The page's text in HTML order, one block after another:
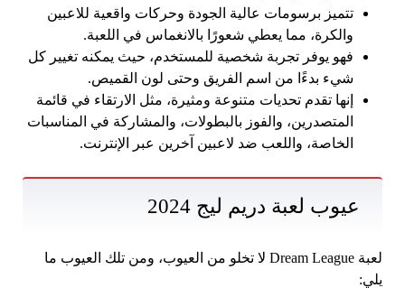
تتميز برسومات عالية الجودة وحركات واقعية للاعبين
والكرة، مما يعطي شعورًا بالانغماس في اللعبة.
فهو يوفر تجربة شخصية للمستخدم، حيث يمكنه تغيير كل
شيء بدءًا من اسم الفريق وحتى لون القميص.
إنها تقدم تحديات متنوعة ومثيرة، مثل الارتقاء في قائمة
المتصدرين، والفوز بالبطولات، والمشاركة في المناسبات
الخاصة، واللعب ضد لاعبين آخرين عبر الإنترنت.
عيوب لعبة دريم ليج 2024
لعبة Dream League لا تخلو من العيوب، ومن تلك العيوب ما
يلي: